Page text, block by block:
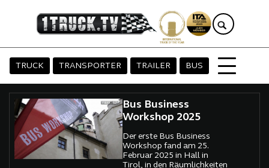
TRUCK TRANSPORTER TRAILER BUS
Bus Business
Workshop 2025
Der erste Bus Business
Workshop fand am 25.
Februar 2025 in Hall in
Tirol, in den Räumlichkeiten